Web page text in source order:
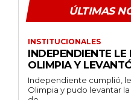
ÚLTIMAS
INSTITUCIONALES
INDEPENDIENTE LE
OLIMPIA Y
Independiente cumplió,
Olimpia y pudo levantar la